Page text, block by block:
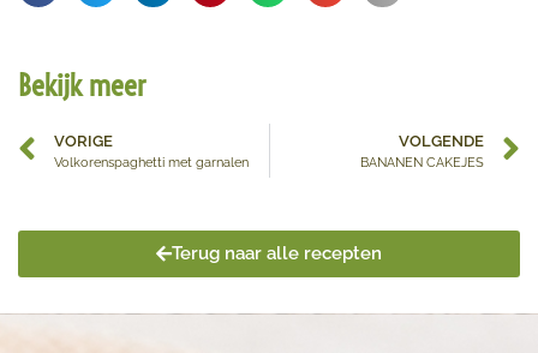
Bekijk meer
VORIGE
Volkorenspaghetti met garnalen
VOLGENDE
BANANEN CAKEJES
Terug naar alle recepten